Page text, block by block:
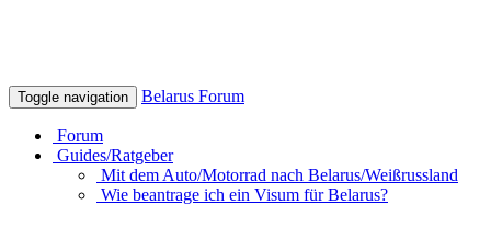
Toggle navigation Belarus Forum
Forum
Guides/Ratgeber
Mit dem Auto/Motorrad nach Belarus/Weißrussland
Wie beantrage ich ein Visum für Belarus?